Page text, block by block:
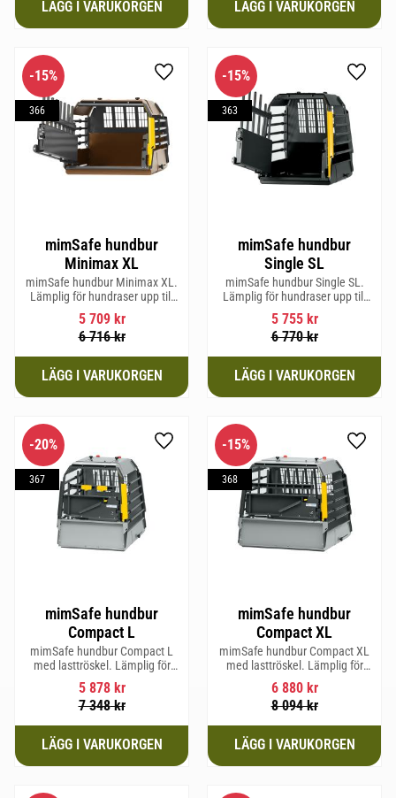
mimSafe hundbur
Minimax XL
mimSafe hundbur Minimax XL.
Lämplig för hundraser upp till
38 cm i mankhöjd.
5 709kr
6 716kr
15%
366
Lägg till i favoriter
mimSafe hundbur
Single SL
mimSafe hundbur Single SL.
Lämplig för hundraser upp till
58 cm i mankhöjd.
5 755kr
6 770kr
15%
363
Lägg
mimSafe hundbur
Compact L
mimSafe hundbur Compact L
med lasttröskel. Lämplig för
hundraser upp till 58 cm i
mankhöjd.
5 878kr
7 348kr
20%
367
Lägg till i favoriter
mimSafe hundbur
Compact XL
mimSafe hundbur Compact XL
med lasttröskel. Lämplig för
hundraser upp till 58 cm i
mankhöjd.
6 880kr
8 094kr
15%
368
Lägg